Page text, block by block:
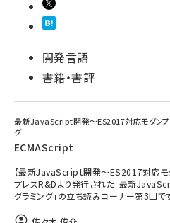
開発言語
書籍・書評
最新JavaScript開発～ES2017対応モダンプ
グ
ECMAScript
【最新JavaScript開発～ES2017対応モ
プレスR&Dより発行された「最新
グラミング」の立ち読みコーナー第3回で